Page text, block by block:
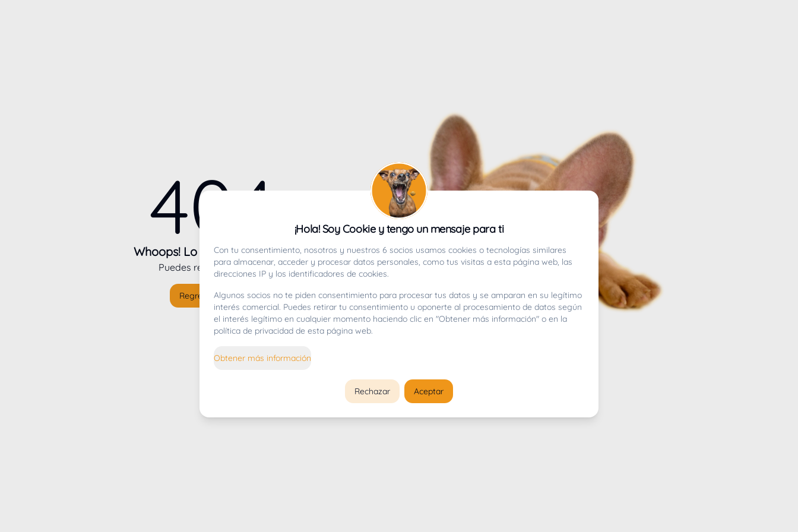
404
Whoops! Lo sentimos mucho.
Puedes regresar alinicio
Regresar al inicio
¡Hola! Soy Cookie y tengo un mensaje para ti
Con tu consentimiento, nosotros y nuestros 6 socios usamos cookies o tecnologías similares
para almacenar, acceder y procesar datos personales, como tus visitas a esta página web, las
direcciones IP y los identificadores de cookies.
Algunos socios no te piden consentimiento para procesar tus datos y se amparan en su legítimo
interés comercial. Puedes retirar tu consentimiento u oponerte al procesamiento de datos según
el interés legítimo en cualquier momento haciendo clic en "Obtener más información" o en la
política de privacidad de esta página web.
Obtener más información
Rechazar Aceptar